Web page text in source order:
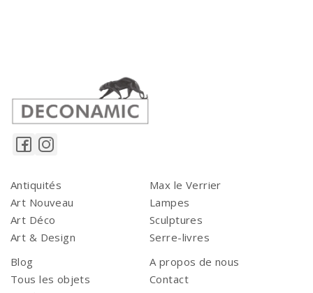
Antiquités
Art Nouveau
Art Déco
Art & Design
Max le Verrier
Lampes
Sculptures
Serre-livres
Blog
Tous les objets
A propos de nous
Contact